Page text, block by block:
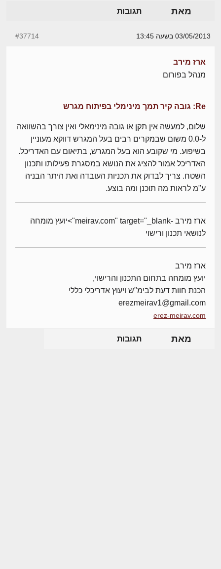
מאת תגובות
03/05/2013 בשעה 13:45 #37714
ארז מירב
מנהל בפורום
Re: גובה קיר תמך מינימלי בפיתוח מגרש
שלום, למעשה אין תקן או גובה מינימאלי ואין צורך בהשוואה
ל-0.0 משום שבמקרים רבים בעל המגרש דווקא מעוניין
בשיפוע. מי שקובע הוא בעל המגרש, בתיאום עם האדריכל.
האדריכל אמור להציג את הנושא במסגרת פעילותו ותכנון
השטח. צריך לבדוק את תכניות העובדה ואת היתר הבניה
ע"מ לראות מה תוכנן ומה בוצע.
ארז מירב -meirav.com" target="_blank">יועץ מומחה
לנושאי תכנון ורישוי
ארז מירב
יועץ מומחה בתחום התכנון והרישוי,
הכנת חוות דעת לבימ"ש ויעוץ אדריכלי כללי
erezmeirav1@gmail.com
erez-meirav.com
מאת תגובות